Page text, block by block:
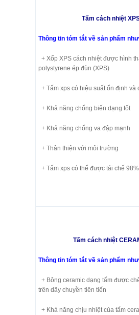
Tấm cách nhiệt
Thông tin tóm tắt về sản phẩm
+ Xốp XPS cách nhiệt được hình
polystyrene ép đùn (XPS)
+ Tấm xps có hiệu suất ổn định và
+ Khả năng chống biến dạng tốt
+ Khả năng chống va đập mạnh
+ Thân thiện với môi trường
+ Tấm xps có thể được tái chế 98%
Tấm cách nhiệt
Thông tin tóm tắt về sản phẩm
+ Bông ceramic dạng tấm được
trên dây chuyền tiên tiến
+ Khả năng chịu nhiệt của tấm